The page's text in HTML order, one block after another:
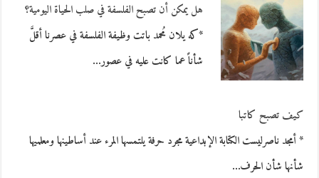
هل يمكن أن تصبح الفلسفة في صلب الحياة اليومية؟
*كه يلان مُحمد باتت وظيفة الفلسفة في عصرنا أقلَّ
شأناً عما كانت عليه في عصور…
كيف تصبح كاتبا
* أمجد ناصرليست الكتابة الإبداعية مجرد حرفة يلتمسها المرء عند أساطينها ومعلميها
شأنها شأن الحرف…